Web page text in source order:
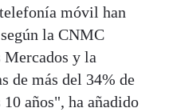
móvil han
la CNMC
y la
de más del 34% de
años", ha añadido